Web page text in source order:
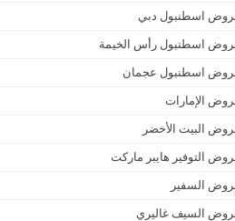
اسطنبول دبي
اسطنبول رأس الخيمة
اسطنبول عجمان
الإمارات
البيت الأخضر
التوفير هايبر ماركت
السفير
السيف غاليري